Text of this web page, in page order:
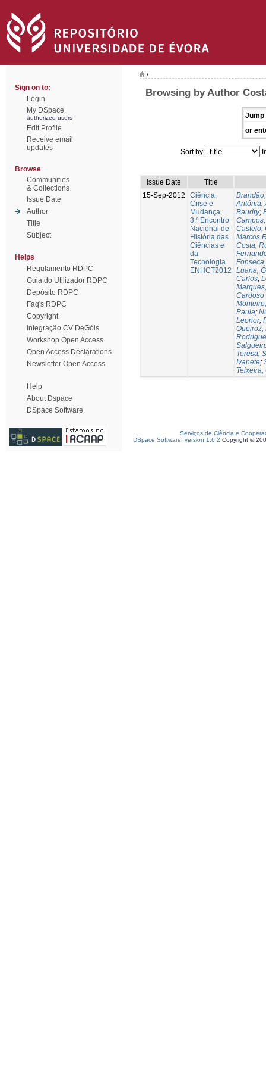
Sign on to:
Login
My DSpace
authorized users
Edit Profile
Receive email
updates
Browse
Communities
& Collections
Issue Date
Author
Title
Subject
Helps
Regulamento RDPC
Guia do Utilizador RDPC
Depósito RDPC
Faq's RDPC
Copyright
Integração CV DeGóis
Workshop Open Access
Open Access Declarations
Newsletter Open Access
Help
About Dspace
DSpace Software
/
Browsing by Author
Jump
or
Sort by:
Issue Date
Title
15-Sep-2012
Ciência,
Crise e
Mudança.
3.º Encontro
Nacional de
História das
Ciências e
da
Tecnologia.
ENHCT2012
Antónia;
Baudry;
Castelo,
Marcos
Costa,
Luana;
Carlos;
Cardoso
Paula;
Leonor;
Queiroz,
Teresa;
Ivanete;
Serviços de Ciência e
DSpace Software, version 1.6.2 Copyright ©